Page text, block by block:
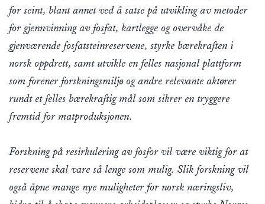
for seint, blant annet ved å satse på utvikling av metoder
for gjennvinning av fosfat, kartlegge og overvåke de
gjenværende fosfatsteinreservene, styrke bærekraften i
norsk oppdrett, samt utvikle en felles nasjonal plattform
som forener forskningsmiljø og andre relevante aktører
rundt et felles bærekraftig mål som sikrer en tryggere
fremtid for matproduksjonen.
Forskning på resirkulering av fosfor vil være viktig for at
reservene skal vare så lenge som mulig. Slik forskning vil
også åpne mange nye muligheter for norsk næringsliv,